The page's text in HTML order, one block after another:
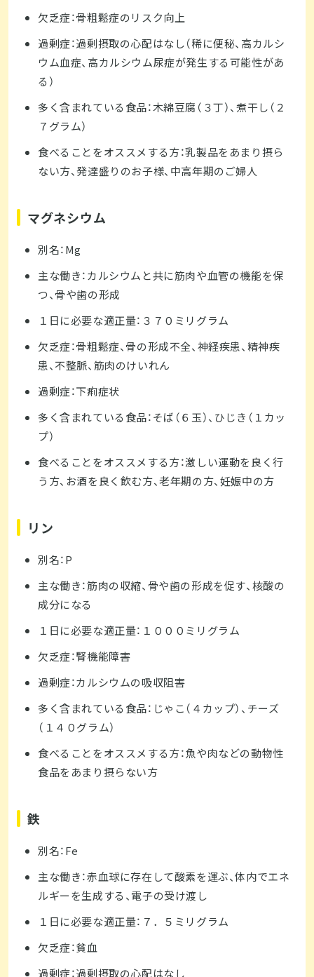
欠乏症：骨粗鬆症のリスク向上
過剰症：過剰摂取の心配はなし（稀に便秘、高カルシ
ウム血症、高カルシウム尿症が発生する可能性があ
る）
多く含まれている食品：木綿豆腐（３丁）、煮干し（２
７グラム）
食べることをオススメする方：乳製品をあまり摂ら
ない方、発達盛りのお子様、中高年期のご婦人
マグネシウム
別名：Mg
主な働き：カルシウムと共に筋肉や血管の機能を保
つ、骨や歯の形成
１日に必要な適正量：３７０ミリグラム
欠乏症：骨粗鬆症、骨の形成不全、神経疾患、精神疾
患、不整脈、筋肉のけいれん
過剰症：下痢症状
多く含まれている食品：そば（６玉）、ひじき（１カッ
プ）
食べることをオススメする方：激しい運動を良く行
う方、お酒を良く飲む方、老年期の方、妊娠中の方
リン
別名：P
主な働き：筋肉の収縮、骨や歯の形成を促す、核酸の
成分になる
１日に必要な適正量：１０００ミリグラム
欠乏症：腎機能障害
過剰症：カルシウムの吸収阻害
多く含まれている食品：じゃこ（４カップ）、チーズ
（１４０グラム）
食べることをオススメする方：魚や肉などの動物性
食品をあまり摂らない方
鉄
別名：Fe
主な働き：赤血球に存在して酸素を運ぶ、体内でエネ
ルギーを生成する、電子の受け渡し
１日に必要な適正量：７．５ミリグラム
欠乏症：貧血
過剰症：過剰摂取の心配はなし